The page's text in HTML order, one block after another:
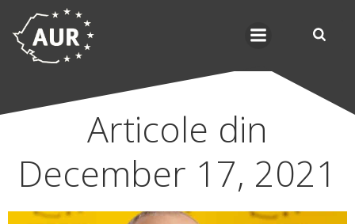
Articole din
December 17, 2021